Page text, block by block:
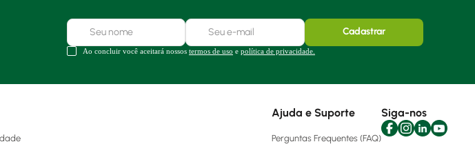
Cadastrar
Ao concluir você aceitará nossos termos de uso e política de privacidade.
Ajuda e Suporte
Perguntas Frequentes (FAQ)
Siga-nos